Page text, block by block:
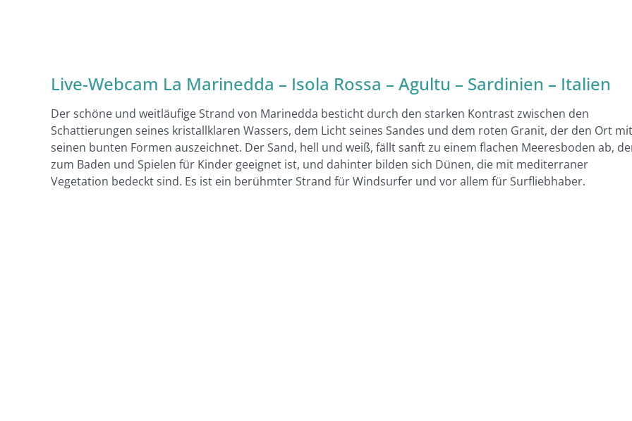
Live-Webcam La Marinedda – Isola Rossa – Agultu – Sardinien – Italien
Der schöne und weitläufige Strand von Marinedda besticht durch den starken Kontrast zwischen den
Schattierungen seines kristallklaren Wassers, dem Licht seines Sandes und dem roten Granit, der den Ort mit
seinen bunten Formen auszeichnet. Der Sand, hell und weiß, fällt sanft zu einem flachen Meeresboden ab,
zum Baden und Spielen für Kinder geeignet ist, und dahinter bilden sich Dünen, die mit mediterraner
Vegetation bedeckt sind. Es ist ein berühmter Strand für Windsurfer und vor allem für Surfliebhaber.